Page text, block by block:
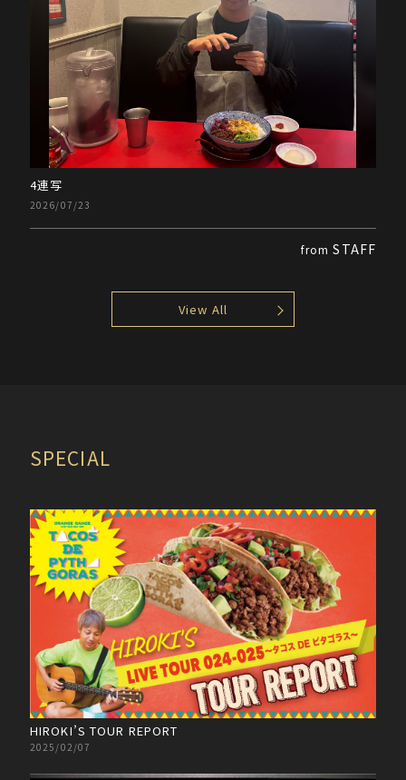
4連写
2026/07/23
fromSTAFF
View All
SPECIAL
HIROKI’S TOUR REPORT
2025/02/07